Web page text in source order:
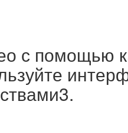
с помощью